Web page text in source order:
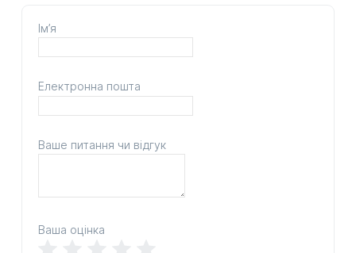
Ім’я
Електронна пошта
Ваше питання чи відгук
Ваша оцінка